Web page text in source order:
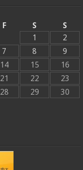
F S
S
1
2
7 8
9
14 15
16
21 22
23
28 29
30